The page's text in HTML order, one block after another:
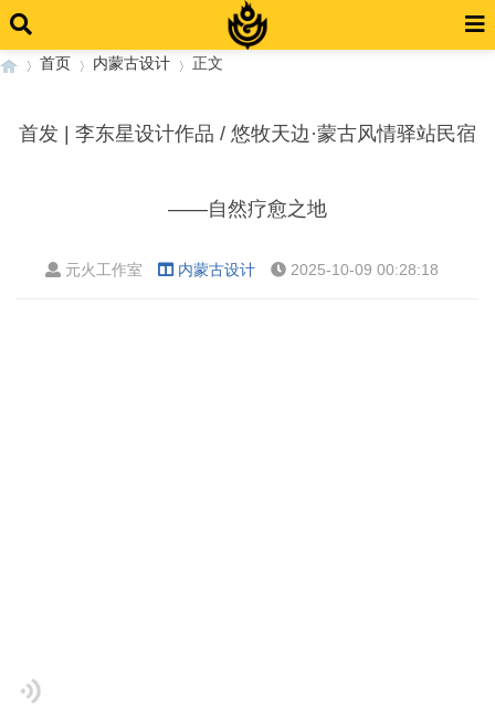
首页 内蒙古设计 正文
首发 | 李东星设计作品 / 悠牧天边·蒙古风情驿站民宿
——自然疗愈之地
元火工作室 内蒙古设计 2025-10-09 00:28:18